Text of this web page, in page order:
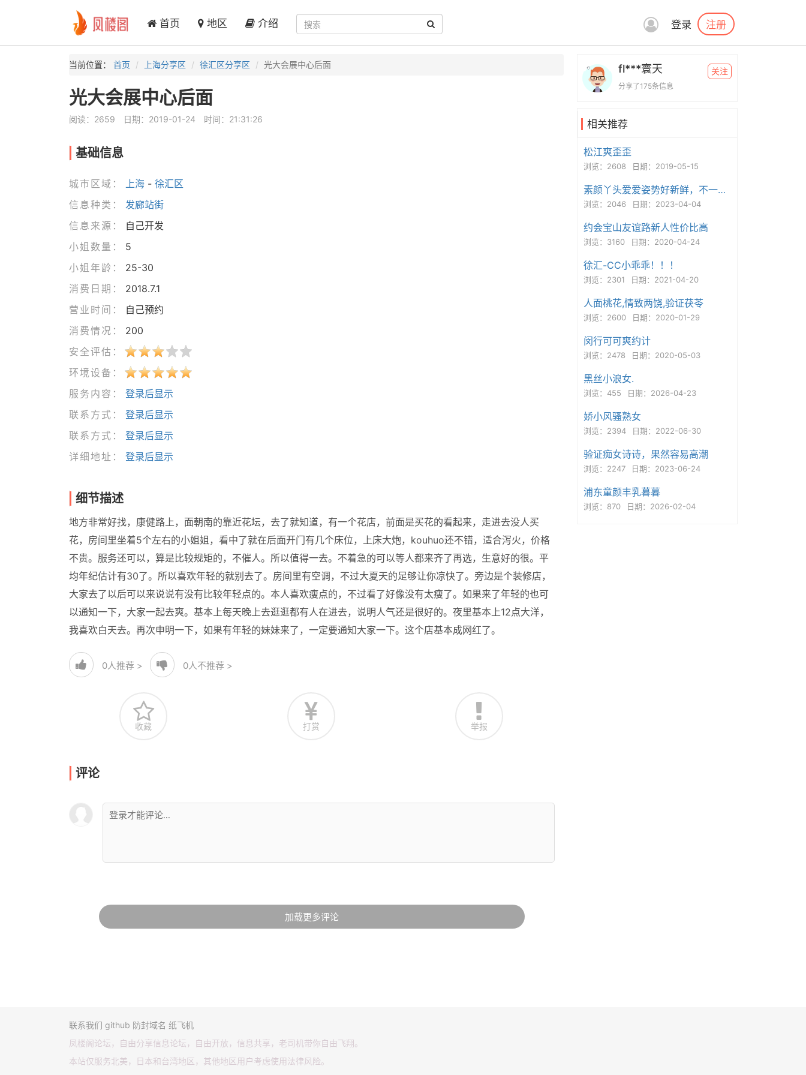
首页 地区 介绍 登录 注册
当前位置： 首页 上海分享区 徐汇区分享区 光大会展中心后面
光大会展中心后面
阅读：2659 日期：2019-01-24 时间：21:31:26
基础信息
城市区域： 上海- 徐汇区
信息种类：
发廊站街
信息来源：
自己开发
小姐数量：
5
小姐年龄：
25-30
消费日期：
2018.7.1
营业时间：
自己预约
消费情况：
200
安全评估：
环境设备：
服务内容：
登录后显示
联系方式：
登录后显示
联系方式：
登录后显示
详细地址：
登录后显示
细节描述
地方非常好找，康健路上，面朝南的靠近花坛，去了就知道，有一个花店，前面是买花的看起来，走进去没人买
花，房间里坐着5个左右的小姐姐，看中了就在后面开门有几个床位，上床大炮，kouhuo还不错，适合泻火，价格
不贵。服务还可以，算是比较规矩的，不催人。所以值得一去。不着急的可以等人都来齐了再选，生意好的很。平
均年纪估计有30了。所以喜欢年轻的就别去了。房间里有空调，不过大夏天的足够让你凉快了。旁边是个装修店，
大家去了以后可以来说说有没有比较年轻点的。本人喜欢瘦点的，不过看了好像没有太瘦了。如果来了年轻的也可
以通知一下，大家一起去爽。基本上每天晚上去逛逛都有人在进去，说明人气还是很好的。夜里基本上12点大洋，
我喜欢白天去。再次申明一下，如果有年轻的妹妹来了，一定要通知大家一下。这个店基本成网红了。
0人推荐 > 0人不推荐 >
收藏 打赏 举报
评论
加载更多评论
fl***寰天
分享了175条信息
关注
相关推荐
松江爽歪歪
浏览：2608 日期：2019-05-15
素颜丫头爱爱姿势好新鲜，不一样的体验
浏览：2046 日期：2023-04-04
约会宝山友谊路新人性价比高
浏览：3160 日期：2020-04-24
徐汇-CC小乖乖！！！
浏览：2301 日期：2021-04-20
人面桃花,情致两饶,验证茯苓
浏览：2600 日期：2020-01-29
闵行可可爽约计
浏览：2478 日期：2020-05-03
黑丝小浪女.
浏览：455 日期：2026-04-23
娇小风骚熟女
浏览：2394 日期：2022-06-30
验证痴女诗诗，果然容易高潮
浏览：2247 日期：2023-06-24
浦东童颜丰乳暮暮
浏览：870 日期：2026-02-04
联系我们 github 防封域名 纸飞机
凤楼阁论坛，自由分享信息论坛，自由开放，信息共享，老司机带你自由飞翔。
本站仅服务北美，日本和台湾地区，其他地区用户考虑使用法律风险。